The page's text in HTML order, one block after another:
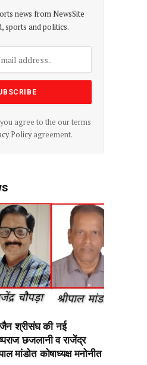
news from NewsSite
sports and politics.
agree to the our terms
Policyagreement.
जैन श्रीसंघ की नई
छजलानी व राजेंद्र
मांडोत कोषाध्यक्ष मनोनीत